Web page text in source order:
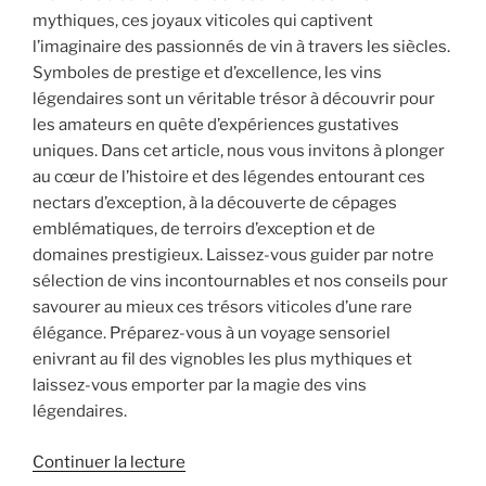
mythiques, ces joyaux viticoles qui captivent
l’imaginaire des passionnés de vin à travers les siècles.
Symboles de prestige et d’excellence, les vins
légendaires sont un véritable trésor à découvrir pour
les amateurs en quête d’expériences gustatives
uniques. Dans cet article, nous vous invitons à plonger
au cœur de l’histoire et des légendes entourant ces
nectars d’exception, à la découverte de cépages
emblématiques, de terroirs d’exception et de
domaines prestigieux. Laissez-vous guider par notre
sélection de vins incontournables et nos conseils pour
savourer au mieux ces trésors viticoles d’une rare
élégance. Préparez-vous à un voyage sensoriel
enivrant au fil des vignobles les plus mythiques et
laissez-vous emporter par la magie des vins
légendaires.
Continuer la lecture